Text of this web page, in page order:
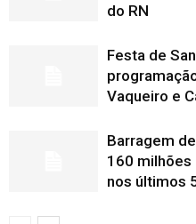
do RN
Festa de
Vaqueiro e
Barragem
160 milhões
nos últimos